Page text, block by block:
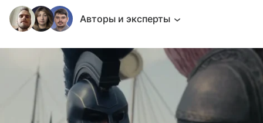
Авторы и эксперты